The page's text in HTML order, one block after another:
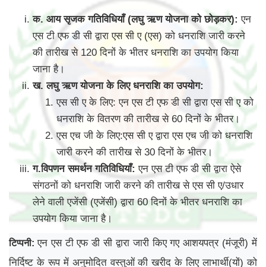
क. आय सृजक गतिविधियाँ (लघु ऋण योजना को छोड़कर): एन
एस टी एफ डी सी द्वारा एस सी ए (एस) को धनराशि जारी करने
की तारीख से 120 दिनों के भीतर धनराशि का उपयोग किया
जाना है।
ख. लघु ऋण योजना के लिए धनराशि का उपयोग:
एस सी ए के लिए: एन एस टी एफ डी सी द्वारा एस सी ए को
धनराशि के वितरण की तारीख से 60 दिनों के भीतर।
एस एच जी के लिए:एस सी ए द्वारा एस एच जी को धनराशि
जारी करने की तारीख से 30 दिनों के भीतर।
ग.विपणन समर्थन गतिविधियाँ: एन एस टी एफ डी सी द्वारा ऐसे
संगठनों को धनराशि जारी करने की तारीख से एस सी ए/उधार
लेने वाली एजेंसी (एजेंसी) द्वारा 60 दिनों के भीतर धनराशि का
उपयोग किया जाना है।
टिप्पनी:एन एस टी एफ डी सी द्वारा जारी किए गए आशयपत्र (मंजूरी) में
निर्दिष्ट के रूप में अनुमोदित वस्तुओं की खरीद के लिए लाभार्थी(यों) को